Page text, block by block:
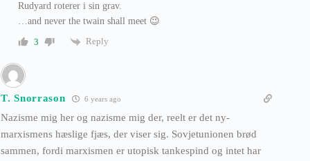
Rudyard roterer i sin grav.
…and never the twain shall meet 😉
3
Reply
T. Snorrason 6 years ago
Nazisme mig her og nazisme mig der, reelt er det ny-
marxismens hæslige fjæs, der viser sig. Sovjetunionen brød
sammen, fordi marxismen er utopisk tankespind og intet har